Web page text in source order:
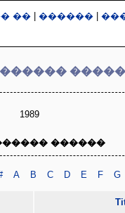
�� ������
1989
������
A B C D E F G